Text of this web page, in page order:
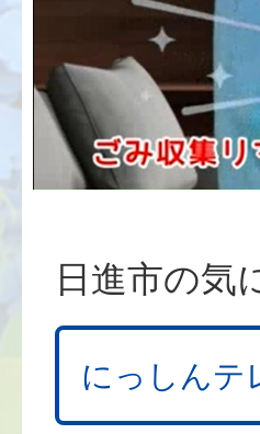
日進市の気
にっしんテ